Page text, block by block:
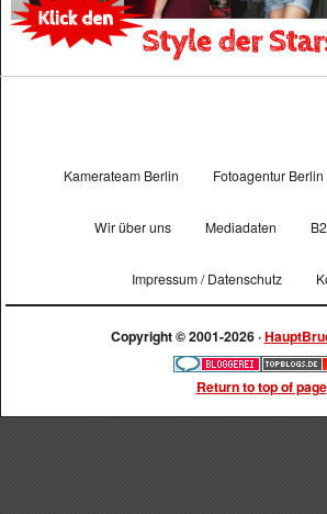
Kamerateam Berlin Fotoagentur Berlin
Wir über uns Mediadaten
Impressum / Datenschutz
Copyright © 2001-2026 ·
Return to top of page